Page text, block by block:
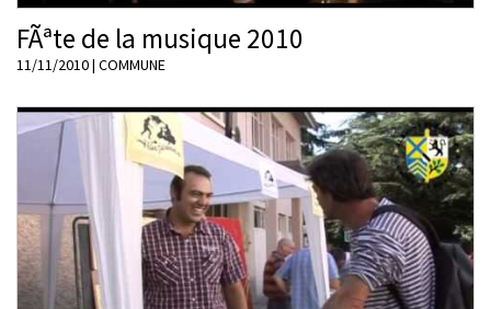
FÃªte de la musique 2010
11/11/2010| COMMUNE